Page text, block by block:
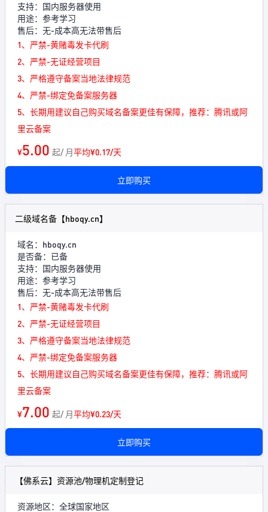
支持：国内服务器使用
用途：参考学习
售后：无-成本高无法带售后
1、严禁-黄赌毒发卡代刷
2、严禁-无证经营项目
3、严格遵守备案当地法律规范
4、严禁-绑定免备案服务器
5、长期用建议自己购买域名备案更佳有保障，推荐：腾讯或阿
里云备案
¥5.00 起/ 月平均¥0.17/天
立即购买
二级域名备【hboqy.cn】
域名：hboqy.cn
是否备：已备
支持：国内服务器使用
用途：参考学习
售后：无-成本高无法带售后
1、严禁-黄赌毒发卡代刷
2、严禁-无证经营项目
3、严格遵守备案当地法律规范
4、严禁-绑定免备案服务器
5、长期用建议自己购买域名备案更佳有保障，推荐：腾讯或阿
里云备案
¥7.00 起/ 月平均¥0.23/天
立即购买
【佛系云】资源池/物理机定制登记
资源地区：全球国家地区